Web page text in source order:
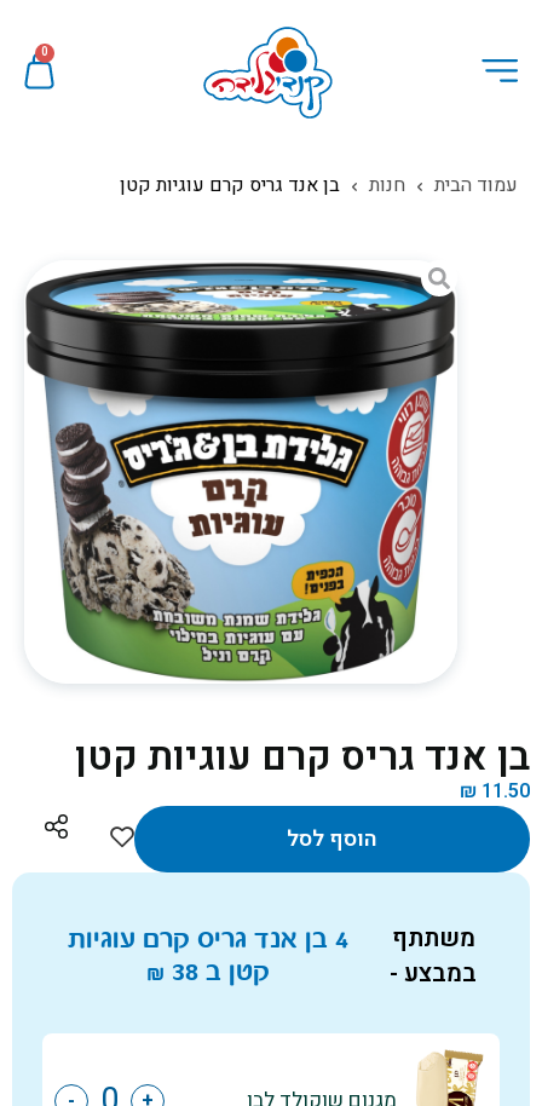
0
עמוד הבית חנות בן אנד גריס קרם עוגיות קטן
בן אנד גריס קרם עוגיות קטן
₪ 11.50
הוסף לסל
משתתף
במבצע -
4 בן אנד גריס קרם עוגיות
קטן ב
₪ 38